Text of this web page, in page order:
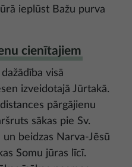
ieplūst Bažu purva
cienītajiem
visā
izveidotajā Jūrtakā.
pārgājienu
sākas pie Sv.
beidzas Narva-Jēsū
Somu jūras līcī.